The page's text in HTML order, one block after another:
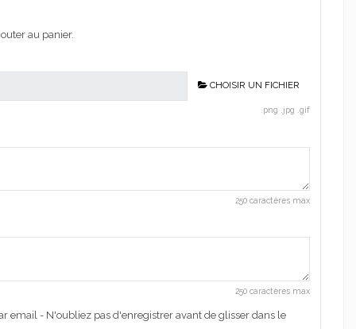
au panier.
CHOISIR UN FICHIER
.png .jpg .gif
250 caractères max
250 caractères max
email - N'oubliez pas d'enregistrer avant de glisser dans le